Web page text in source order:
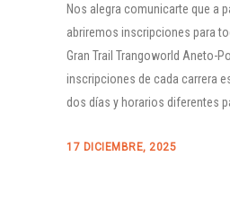
Nos alegra comunicarte que a
abriremos inscripciones para
Gran Trail Trangoworld Aneto-
inscripciones de cada carrera
dos días y horarios diferentes
17 DICIEMBRE, 2025